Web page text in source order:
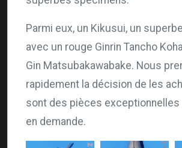
Parmi eux, un Kikusui, un
avec un rouge Ginrin Tancho
Gin Matsubakawabake. Nous
rapidement la décision de les
sont des pièces
en demande.